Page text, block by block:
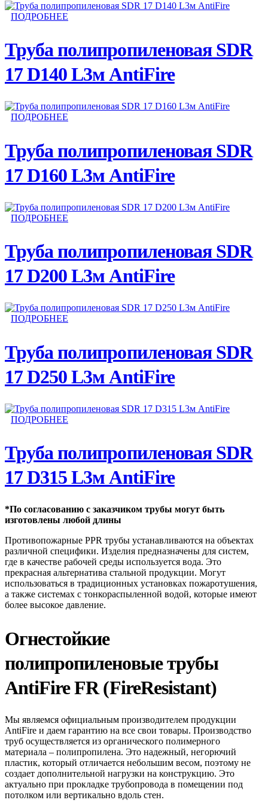
ПОДРОБНЕЕ
Труба полипропиленовая SDR
17 D140 L3м AntiFire
ПОДРОБНЕЕ
Труба полипропиленовая SDR
17 D160 L3м AntiFire
ПОДРОБНЕЕ
Труба полипропиленовая SDR
17 D200 L3м AntiFire
ПОДРОБНЕЕ
Труба полипропиленовая SDR
17 D250 L3м AntiFire
ПОДРОБНЕЕ
Труба полипропиленовая SDR
17 D315 L3м AntiFire
*По согласованию с заказчиком трубы могут быть
изготовлены любой длины
Противопожарные PPR трубы устанавливаются на объектах
различной специфики. Изделия предназначены для систем,
где в качестве рабочей среды используется вода. Это
прекрасная альтернатива стальной продукции. Могут
использоваться в традиционных установках пожаротушения,
а также системах с тонкораспыленной водой, которые имеют
более высокое давление.
Огнестойкие
полипропиленовые трубы
AntiFire FR (FireResistant)
Мы являемся официальным производителем продукции
AntiFire и даем гарантию на все свои товары. Производство
труб осуществляется из органического полимерного
материала – полипропилена. Это надежный, негорючий
пластик, который отличается небольшим весом, поэтому не
создает дополнительной нагрузки на конструкцию. Это
актуально при прокладке трубопровода в помещении под
потолком или вертикально вдоль стен.